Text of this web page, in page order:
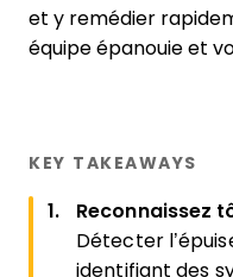
et y remédier
équipe épanouie et
KEY TAKEAWAYS
Reconnaissez
Détecter
identifiant des